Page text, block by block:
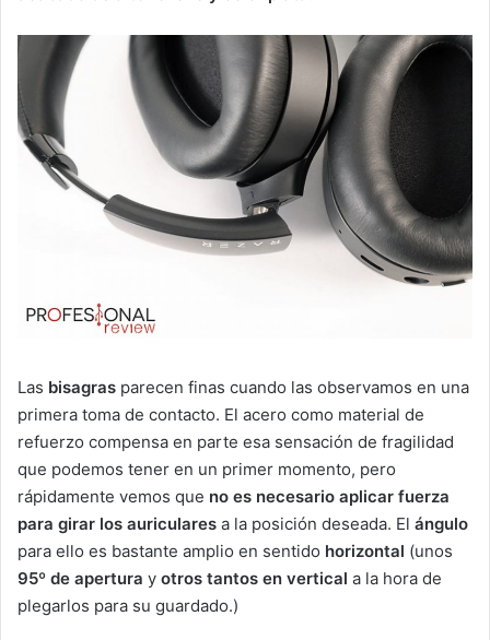
Las bisagras parecen finas cuando las observamos en una
primera toma de contacto. El acero como material de
refuerzo compensa en parte esa sensación de fragilidad
que podemos tener en un primer momento, pero
rápidamente vemos que no es necesario aplicar fuerza
para girar los auriculares a la posición deseada. El ángulo
para ello es bastante amplio en sentido horizontal (unos
95º de apertura y otros tantos en vertical a la hora de
plegarlos para su guardado.)